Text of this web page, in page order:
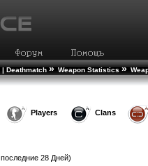
| Deathmatch » Weapon Statistics »
Players Clans
28 Дней)